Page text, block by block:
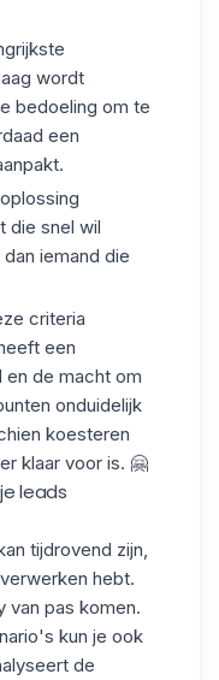
wordt
bedoeling om te
een
die snel wil
iemand die
criteria
een
de macht om
onduidelijk
koesteren
klaar voor is. 🤗
leads
tijdrovend zijn,
hebt.
van pas komen.
kun je ook
de